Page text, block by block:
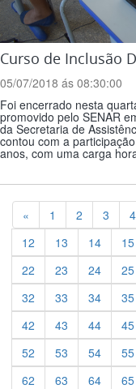
Curso de Inclusão
05/07/2018 ás 08:30:00
Foi encerrado nesta
promovido pelo SENAR
da Secretaria de
contou com a
anos, com uma carga
« Previous
1 2 3 4
12
13 14 15
22
23 24 25
32
33 34 35
42
43 44 45
52
53 54 55
62
63 64 65